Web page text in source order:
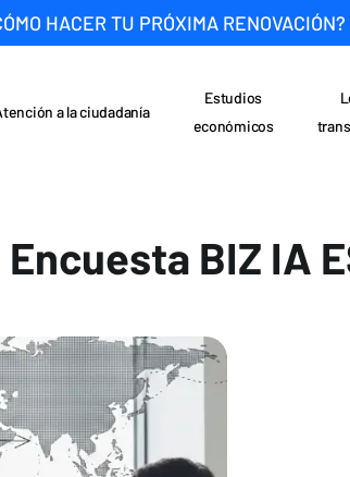
HACER TU PRÓXIMA
a la ciudadanía
Estudios
económicos
Encuesta BIZ IA